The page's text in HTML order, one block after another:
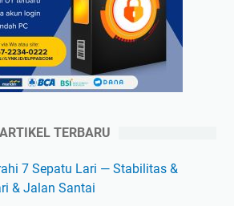
ARTIKEL TERBARU
7 Sepatu Lari — Stabilitas &
& Jalan Santai